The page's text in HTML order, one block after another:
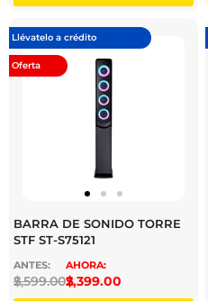
Llévatelo a crédito
Oferta
BARRA DE SONIDO TORRE
STF ST-S75121
$
2,599.00$
2,399.00